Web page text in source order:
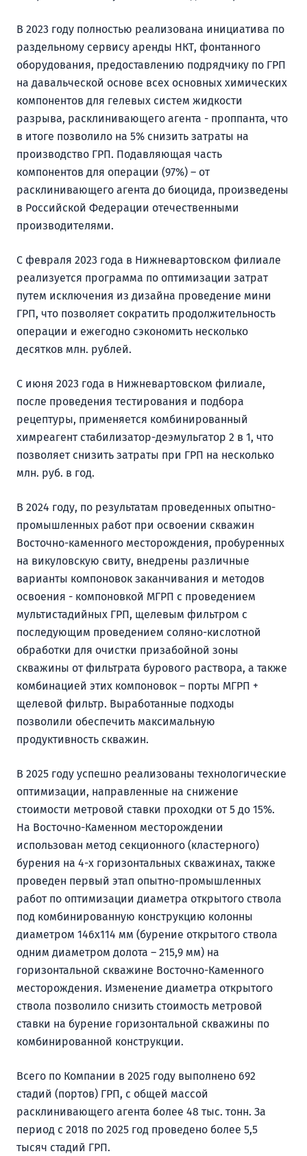
В 2023 году полностью реализована инициатива по
раздельному сервису аренды НКТ, фонтанного
оборудования, предоставлению подрядчику по ГРП
на давальческой основе всех основных химических
компонентов для гелевых систем жидкости
разрыва, расклинивающего агента - проппанта, что
в итоге позволило на 5% снизить затраты на
производство ГРП. Подавляющая часть
компонентов для операции (97%) – от
расклинивающего агента до биоцида, произведены
в Российской Федерации отечественными
производителями.
С февраля 2023 года в Нижневартовском филиале
реализуется программа по оптимизации затрат
путем исключения из дизайна проведение мини
ГРП, что позволяет сократить продолжительность
операции и ежегодно сэкономить несколько
десятков млн. рублей.
С июня 2023 года в Нижневартовском филиале,
после проведения тестирования и подбора
рецептуры, применяется комбинированный
химреагент стабилизатор-деэмульгатор 2 в 1, что
позволяет снизить затраты при ГРП на несколько
млн. руб. в год.
В 2024 году, по результатам проведенных опытно-
промышленных работ при освоении скважин
Восточно-каменного месторождения, пробуренных
на викуловскую свиту, внедрены различные
варианты компоновок заканчивания и методов
освоения - компоновкой МГРП с проведением
мультистадийных ГРП, щелевым фильтром с
последующим проведением соляно-кислотной
обработки для очистки призабойной зоны
скважины от фильтрата бурового раствора, а также
комбинацией этих компоновок – порты МГРП +
щелевой фильтр. Выработанные подходы
позволили обеспечить максимальную
продуктивность скважин.
В 2025 году успешно реализованы технологические
оптимизации, направленные на снижение
стоимости метровой ставки проходки от 5 до 15%.
На Восточно-Каменном месторождении
использован метод секционного (кластерного)
бурения на 4-х горизонтальных скважинах, также
проведен первый этап опытно-промышленных
работ по оптимизации диаметра открытого ствола
под комбинированную конструкцию колонны
диаметром 146х114 мм (бурение открытого ствола
одним диаметром долота – 215,9 мм) на
горизонтальной скважине Восточно-Каменного
месторождения. Изменение диаметра открытого
ствола позволило снизить стоимость метровой
ставки на бурение горизонтальной скважины по
комбинированной конструкции.
Всего по Компании в 2025 году выполнено 692
стадий (портов) ГРП, с общей массой
расклинивающего агента более 48 тыс. тонн. За
период с 2018 по 2025 год проведено более 5,5
тысяч стадий ГРП.